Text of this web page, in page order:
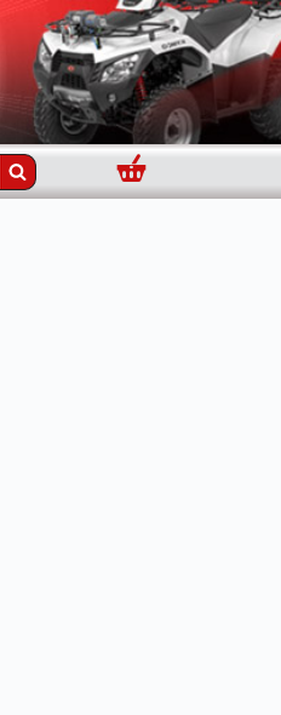
Panier